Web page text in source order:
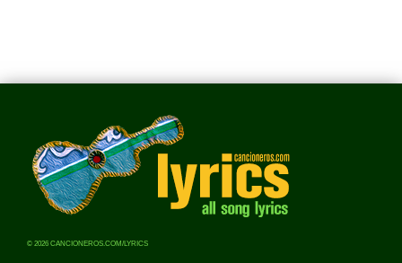
© 2026 CANCIONEROS.COM/LYRICS